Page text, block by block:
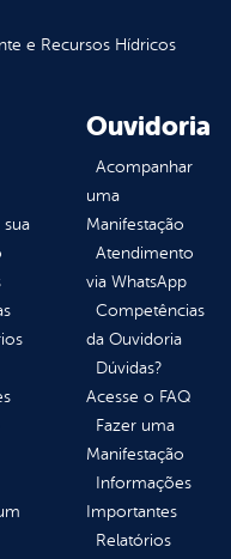
e Recursos Hídricos
sua
Ouvidoria
Acompanhar
uma
Manifestação
Atendimento
via WhatsApp
Competências
da Ouvidoria
Dúvidas?
Acesse o FAQ
Fazer uma
Manifestação
Informações
Importantes
Relatórios